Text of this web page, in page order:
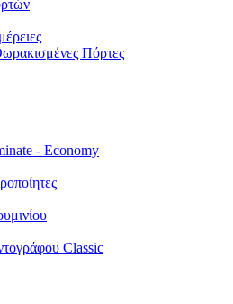
Πόρτες
- Economy
Classic